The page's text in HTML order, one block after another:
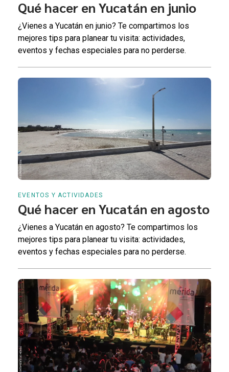
Qué hacer en Yucatán en junio
¿Vienes a Yucatán en junio? Te compartimos los
mejores tips para planear tu visita: actividades,
eventos y fechas especiales para no perderse.
EVENTOS Y ACTIVIDADES
Qué hacer en Yucatán en agosto
¿Vienes a Yucatán en agosto? Te compartimos los
mejores tips para planear tu visita: actividades,
eventos y fechas especiales para no perderse.